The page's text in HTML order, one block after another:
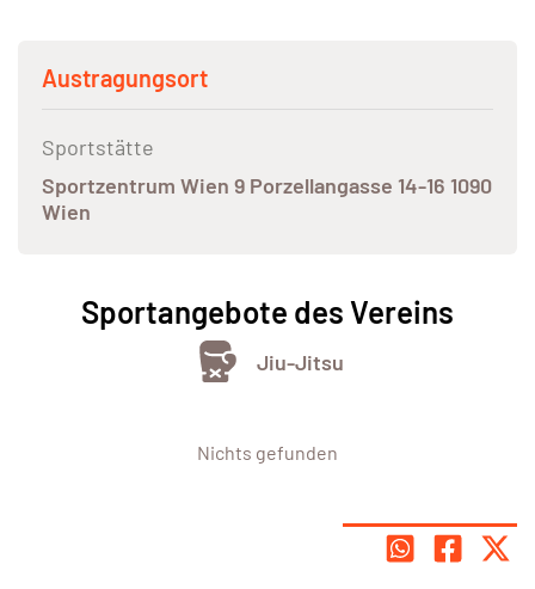
Austragungsort
Sportstätte
Sportzentrum Wien 9 Porzellangasse 14-16 1090
Wien
Sportangebote des Vereins
Jiu-Jitsu
Nichts gefunden